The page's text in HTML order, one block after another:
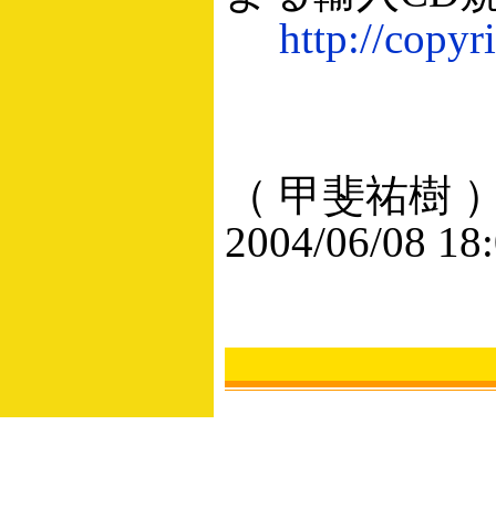
http://
（ 甲斐祐樹
2004/06/08